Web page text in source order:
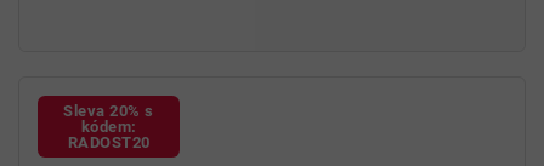
Sleva 20% s
kódem:
RADOST20